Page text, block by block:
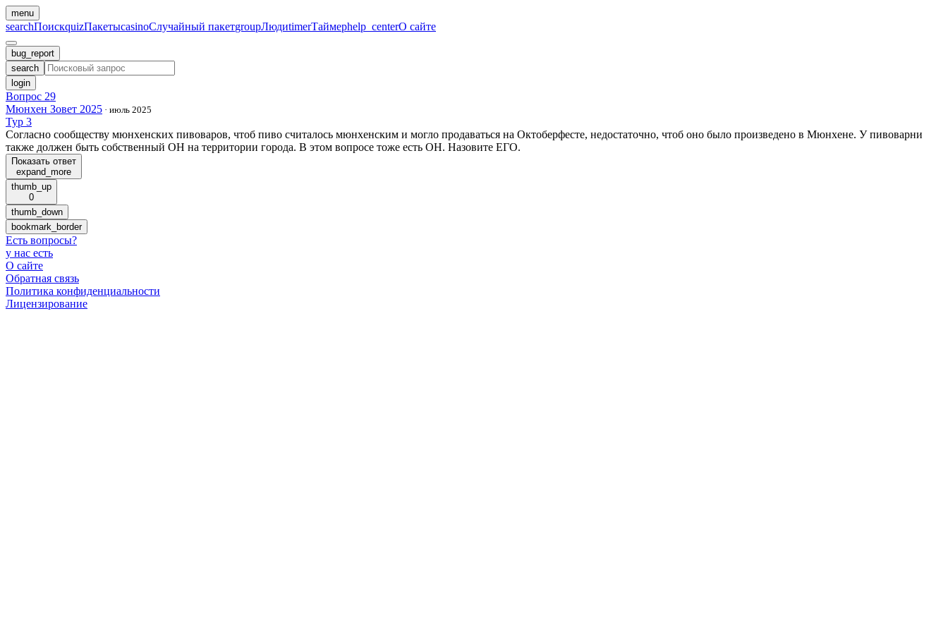
menu
searchПоискquizПакетыcasinoСлучайный пакетgroupЛюдиtimerТаймерhelp_centerО сайте
bug_report
search
login
Вопрос 29
Мюнхен Зовет 2025 · июль 2025
Тур 3
Согласно сообществу мюнхенских пивоваров, чтоб пиво считалось мюнхенским и могло продаваться на Октоберфесте, недостаточно, чтоб оно было произведено в Мюнхене. У пивоварни
также должен быть собственный ОН на территории города. В этом вопросе тоже есть ОН. Назовите ЕГО.
Показать ответ
expand_more
thumb_up
0
thumb_down
bookmark_border
Есть вопросы?
у нас есть
О сайте
Обратная связь
Политика конфиденциальности
Лицензирование